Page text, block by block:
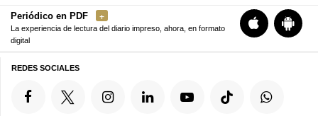
Periódico en PDF
La experiencia de lectura del diario impreso, ahora, en formato
digital
REDES SOCIALES